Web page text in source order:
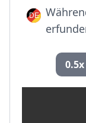
0.5x